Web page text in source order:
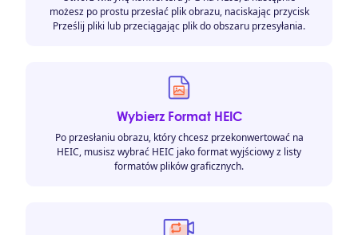
możesz po prostu przesłać plik obrazu, naciskając przycisk
Prześlij pliki lub przeciągając plik do obszaru przesyłania.
Wybierz Format HEIC
Po przesłaniu obrazu, który chcesz przekonwertować na
HEIC, musisz wybrać HEIC jako format wyjściowy z listy
formatów plików graficznych.